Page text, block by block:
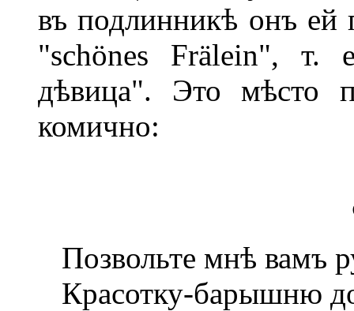
въ подлинникѣ онъ ей
"schönes Frälein", т.
дѣвица". Это мѣсто
комично:
Позвольте мнѣ вамъ
Красотку-барышню